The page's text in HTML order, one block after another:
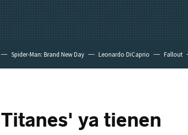
Spider-Man: Brand New Day Leonardo DiCaprio Fallout
ya tienen